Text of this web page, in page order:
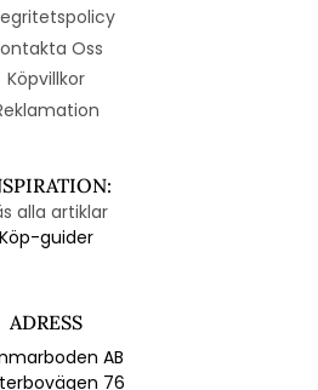
Oss
Köpvillkor
alla artiklar
Köp-guider
ADRESS
AB
76